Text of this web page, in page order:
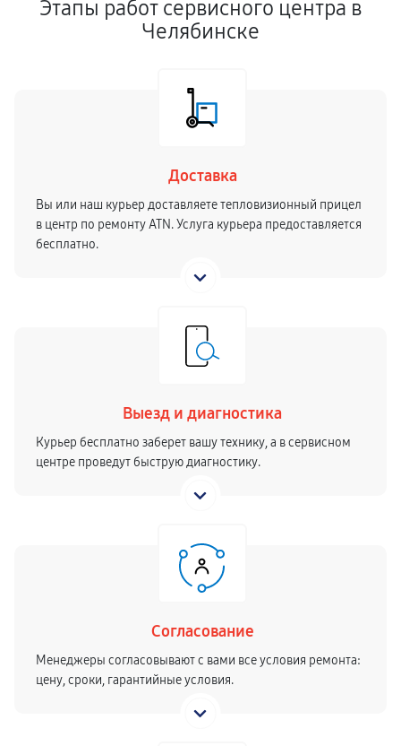
Этапы работ сервисного центра в
Челябинске
Доставка
Вы или наш курьер доставляете тепловизионный прицел
в центр по ремонту ATN. Услуга курьера предоставляется
бесплатно.
Выезд и диагностика
Курьер бесплатно заберет вашу технику, а в сервисном
центре проведут быструю диагностику.
Согласование
Менеджеры согласовывают с вами все условия ремонта:
цену, сроки, гарантийные условия.